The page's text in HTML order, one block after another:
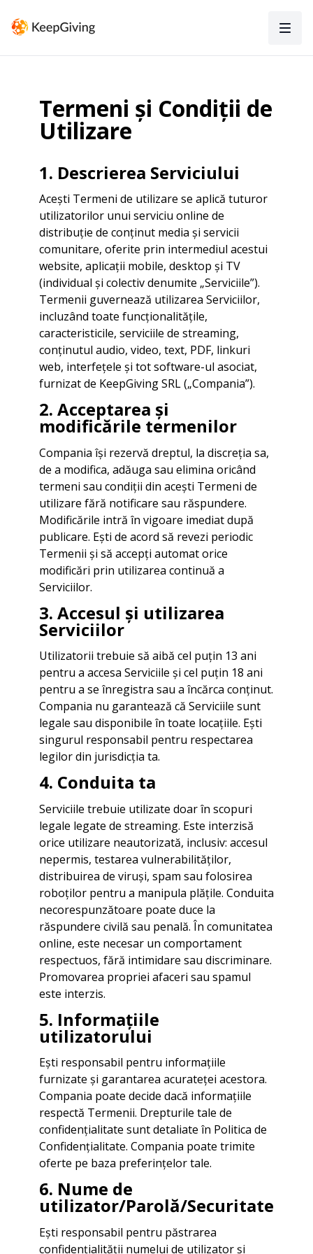
Termeni și Condiții de
Utilizare
1. Descrierea Serviciului
Acești Termeni de utilizare se aplică tuturor
utilizatorilor unui serviciu online de
distribuție de conținut media și servicii
comunitare, oferite prin intermediul acestui
website, aplicații mobile, desktop și TV
(individual și colectiv denumite „Serviciile”).
Termenii guvernează utilizarea Serviciilor,
incluzând toate funcționalitățile,
caracteristicile, serviciile de streaming,
conținutul audio, video, text, PDF, linkuri
web, interfețele și tot software-ul asociat,
furnizat de KeepGiving SRL („Compania”).
2. Acceptarea și
modificările termenilor
Compania își rezervă dreptul, la discreția sa,
de a modifica, adăuga sau elimina oricând
termeni sau condiții din acești Termeni de
utilizare fără notificare sau răspundere.
Modificările intră în vigoare imediat după
publicare. Ești de acord să revezi periodic
Termenii și să accepți automat orice
modificări prin utilizarea continuă a
Serviciilor.
3. Accesul și utilizarea
Serviciilor
Utilizatorii trebuie să aibă cel puțin 13 ani
pentru a accesa Serviciile și cel puțin 18 ani
pentru a se înregistra sau a încărca conținut.
Compania nu garantează că Serviciile sunt
legale sau disponibile în toate locațiile. Ești
singurul responsabil pentru respectarea
legilor din jurisdicția ta.
4. Conduita ta
Serviciile trebuie utilizate doar în scopuri
legale legate de streaming. Este interzisă
orice utilizare neautorizată, inclusiv: accesul
nepermis, testarea vulnerabilităților,
distribuirea de viruși, spam sau folosirea
roboților pentru a manipula plățile. Conduita
necorespunzătoare poate duce la
răspundere civilă sau penală. În comunitatea
online, este necesar un comportament
respectuos, fără intimidare sau discriminare.
Promovarea propriei afaceri sau spamul
este interzis.
5. Informațiile
utilizatorului
Ești responsabil pentru informațiile
furnizate și garantarea acurateței acestora.
Compania poate decide dacă informațiile
respectă Termenii. Drepturile tale de
confidențialitate sunt detaliate în Politica de
Confidențialitate. Compania poate trimite
oferte pe baza preferințelor tale.
6. Nume de
utilizator/Parolă/Securitate
Ești responsabil pentru păstrarea
confidențialității numelui de utilizator și